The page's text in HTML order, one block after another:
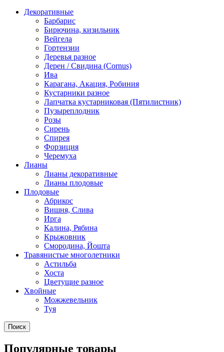
Декоративные
Барбарис
Бирючина, кизильник
Вейгела
Гортензии
Деревья разное
Дерен / Свидина (Cornus)
Ива
Карагана, Акация, Робиния
Кустарники разное
Лапчатка кустарниковая (Пятилистник)
Пузыреплодник
Розы
Сирень
Спирея
Форзиция
Черемуха
Лианы
Лианы декоративные
Лианы плодовые
Плодовые
Абрикос
Вишня, Слива
Ирга
Калина, Рябина
Крыжовник
Смородина, Йошта
Травянистые многолетники
Астильба
Хоста
Цветущие разное
Хвойные
Можжевельник
Туя
Поиск
Популярные товары